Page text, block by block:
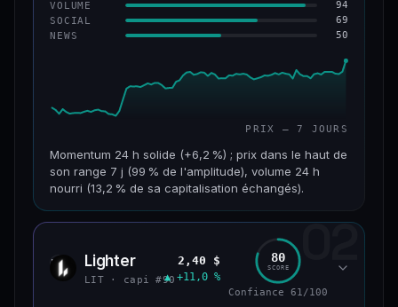
VOLUME 94
SOCIAL 69
NEWS 50
PRIX — 7 JOURS
Momentum 24 h solide (+6,2 %) ; prix dans le haut de
son range 7 j (99 % de l'amplitude), volume 24 h
nourri (13,2 % de sa capitalisation échangés).
CAP. MARCHÉ VOLUME 24 H
VAR. 7 J VAR. 30 J
+32,8 %
02
LIT Lighter
LIT · capi #90
2,40 $
▲ +11,0 %
80
SCORE
Confiance 61/100